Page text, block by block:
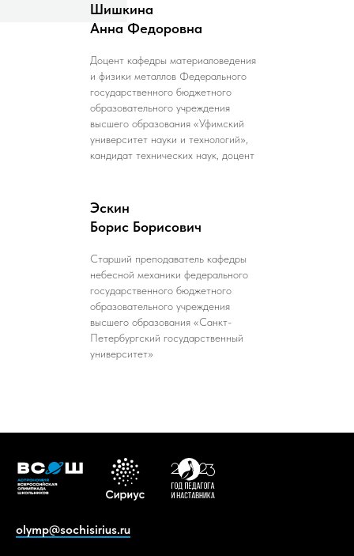
Шишкина
Анна Федоровна
Доцент кафедры материаловедения
и физики металлов Федерального
государственного бюджетного
образовательного учреждения
высшего образования «Уфимский
университет науки и технологий»,
кандидат технических наук, доцент
Эскин
Борис Борисович
Старший преподаватель кафедры
небесной механики федерального
государственного бюджетного
образовательного учреждения
высшего образования «Санкт-
Петербургский государственный
университет»
olymp@sochisirius.ru